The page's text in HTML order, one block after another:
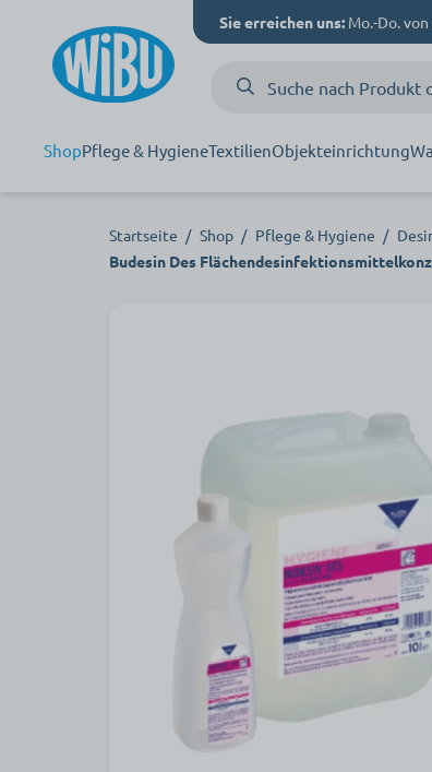
Sie erreichen uns:Mo.-Do. von
ShopPflege & HygieneTextilienObjekteinrichtung
Startseite / Shop / Pflege & Hygiene /
Budesin Des